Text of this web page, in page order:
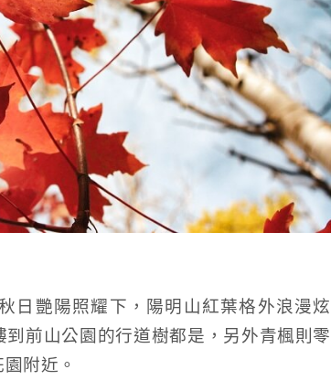
日艷陽照耀下，陽明山紅葉格外浪漫炫
前山公園的行道樹都是，另外青楓則零
附近。